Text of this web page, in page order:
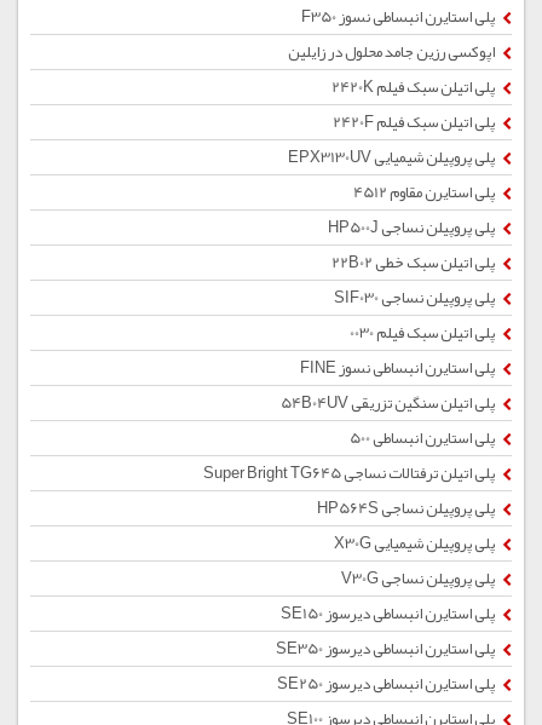
پلی استایرن انبساطی نسوز F350
اپوکسی رزین جامد محلول در زایلین
پلی اتیلن سبک فیلم 2420K
پلی اتیلن سبک فیلم 2420F
پلی پروپیلن شیمیایی EPX3130UV
پلی استایرن مقاوم 4512
پلی پروپیلن نساجی HP500J
پلی اتیلن سبک خطی 22B02
پلی پروپیلن نساجی SIF030
پلی اتیلن سبک فیلم 0030
پلی استایرن انبساطی نسوز FINE
پلی اتیلن سنگین تزریقی 54B04UV
پلی استایرن انبساطی 500
پلی اتیلن ترفتالات نساجی Super Bright TG645
پلی پروپیلن نساجی HP564S
پلی پروپیلن شیمیایی X30G
پلی پروپیلن نساجی V30G
پلی استایرن انبساطی دیرسوز SE150
پلی استایرن انبساطی دیرسوز SE350
پلی استایرن انبساطی دیرسوز SE250